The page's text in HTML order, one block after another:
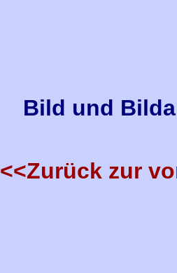
Bild und
<<Zurück zur